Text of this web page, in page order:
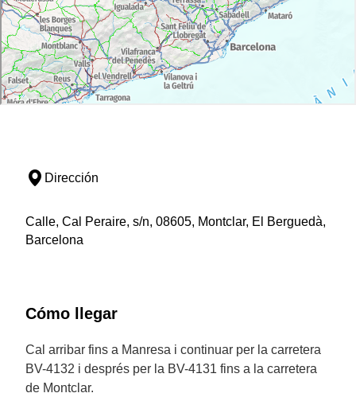
Dirección
Calle, Cal Peraire, s/n, 08605, Montclar, El Berguedà,
Barcelona
Cómo llegar
Cal arribar fins a Manresa i continuar per la carretera
BV-4132 i després per la BV-4131 fins a la carretera
de Montclar.